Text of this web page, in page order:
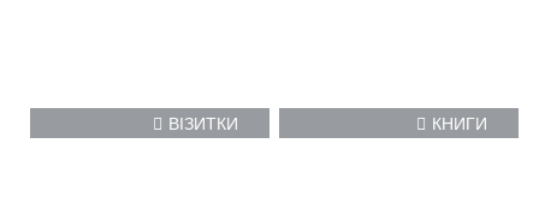
ВІЗИТКИ КНИГИ